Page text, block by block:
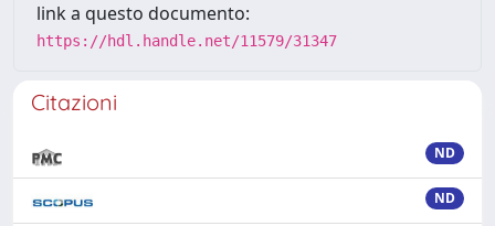
link a questo documento:
https://hdl.handle.net/11579/31347
Citazioni
ND
ND